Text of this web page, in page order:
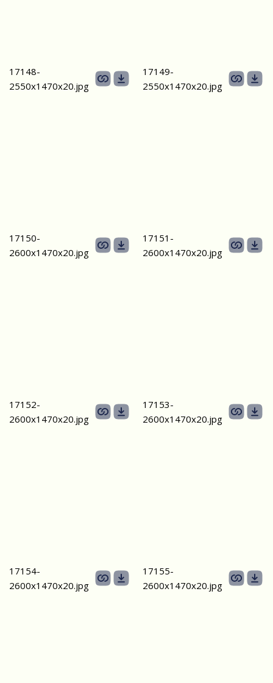
17148-
2550х1470x20.jpg
17149-
2550х1470x20.jpg
17150-
2600х1470x20.jpg
17151-
2600х1470x20.jpg
17152-
2600х1470x20.jpg
17153-
2600х1470x20.jpg
17154-
2600х1470x20.jpg
17155-
2600х1470x20.jpg